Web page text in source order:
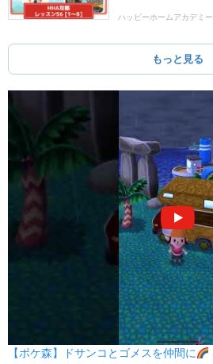
ハッピーホームアカデミー
もっと見る
【ポケ森】ドサンコとゴメスを仲間に